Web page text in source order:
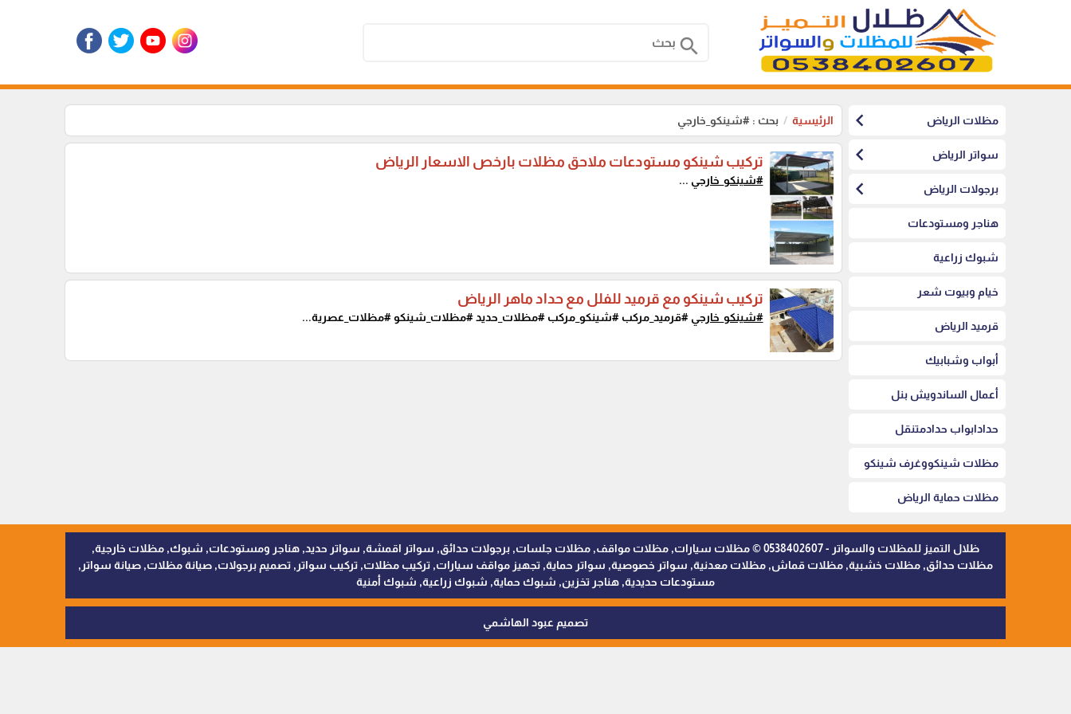
search
مظلات الرياض chevron_left
سواتر الرياض chevron_left
برجولات الرياض chevron_left
هناجر ومستودعات
شبوك زراعية
خيام وبيوت شعر
قرميد الرياض
أبواب وشبابيك
أعمال الساندويش بنل
حدادابواب حدادمتنقل
مظلات شينكووغرف شينكو
مظلات حماية الرياض
الرئيسية بحث : #شينكو_خارجي
تركيب شينكو مستودعات ملاحق مظلات بارخص الاسعار الرياض
#شينكو_خارجي ...
تركيب شينكو مع قرميد للفلل مع حداد ماهر الرياض
#شينكو_خارجي #قرميد_مركب #شينكو_مركب #مظلات_حديد #مظلات_شينكو #مظلات_عصرية...
ظلال التميز للمظلات والسواتر - 0538402607 © مظلات سيارات, مظلات مواقف, مظلات جلسات, برجولات حدائق, سواتر اقمشة, سواتر حديد, هناجر ومستودعات, شبوك, مظلات خارجية,
مظلات حدائق, مظلات خشبية, مظلات قماش, مظلات معدنية, سواتر خصوصية, سواتر حماية, تجهيز مواقف سيارات, تركيب مظلات, تركيب سواتر, تصميم برجولات, صيانة مظلات, صيانة سواتر,
مستودعات حديدية, هناجر تخزين, شبوك حماية, شبوك زراعية, شبوك أمنية
تصميم عبود الهاشمي